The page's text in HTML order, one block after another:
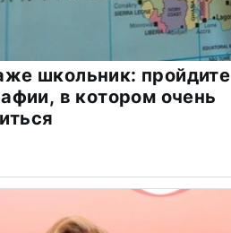
школьник: пройдите
в котором очень